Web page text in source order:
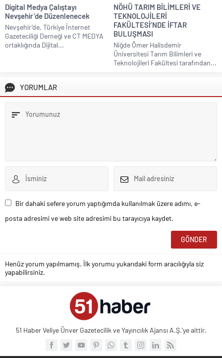
Digital Medya Çalıştayı
Nevşehir’de Düzenlenecek
Nevşehir’de, Türkiye İnternet
Gazeteciliği Derneği ve CT MEDYA
ortaklığında Dijital...
NÖHÜ TARIM BİLİMLERİ VE
TEKNOLOJİLERİ
FAKÜLTESİ’NDE İFTAR
BULUŞMASI
Niğde Ömer Halisdemir
Üniversitesi Tarım Bilimleri ve
Teknolojileri Fakültesi tarafından...
YORUMLAR
Bir dahaki sefere yorum yaptığımda kullanılmak üzere adımı, e-
posta adresimi ve web site adresimi bu tarayıcıya kaydet.
Henüz yorum yapılmamış. İlk yorumu yukarıdaki form aracılığıyla siz
yapabilirsiniz.
51 Haber Veliye Ünver Gazetecilik ve Yayıncılık Ajansı A.Ş.'ye aittir.